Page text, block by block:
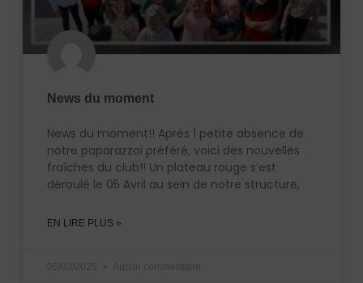
News du moment
News du moment!! Après 1 petite absence de
notre paparazzoï préféré, voici des nouvelles
fraîches du club!! Un plateau rouge s’est
déroulé le 05 Avril au sein de notre structure,
EN LIRE PLUS »
05/03/2025 Aucun commentaire